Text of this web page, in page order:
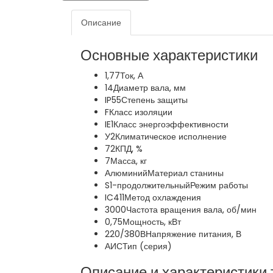
Описание
Основные характеристики
1,77Ток, А
14Диаметр вала, мм
IP55Степень защиты
FКласс изоляции
IE1Класс энергоэффективности
У2Климатическое исполнение
72КПД, %
7Масса, кг
АлюминийМатериал станины
S1-продолжительныйРежим работы
IC411Метод охлаждения
3000Частота вращения вала, об/мин
0,75Мощность, кВт
220/380ВНапряжение питания, В
АИСТип (серия)